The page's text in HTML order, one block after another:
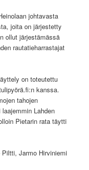
johtavasta
joita on järjestetty
ollut järjestämässä
rautatieharrastajat
on toteutettu
kanssa.
tahojen
Lahden
Pietarin rata täytti
Jarmo Hirviniemi